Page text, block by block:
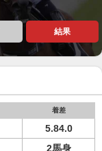
結果
着差
5.84.0
2馬身